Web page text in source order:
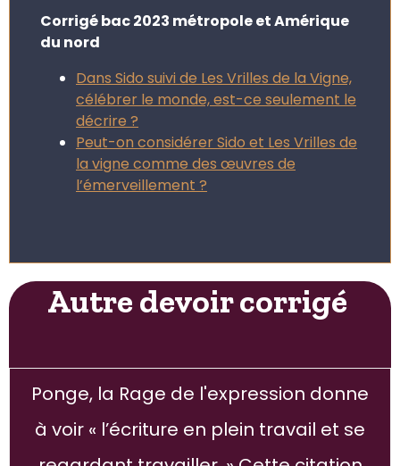
Corrigé bac 2023 métropole et Amérique
du nord
Dans Sido suivi de Les Vrilles de la Vigne,
célébrer le monde, est-ce seulement le
décrire ?
Peut-on considérer Sido et Les Vrilles de
la vigne comme des œuvres de
l’émerveillement ?
Autre devoir corrigé
Ponge, la Rage de l'expression donne
à voir « l’écriture en plein travail et se